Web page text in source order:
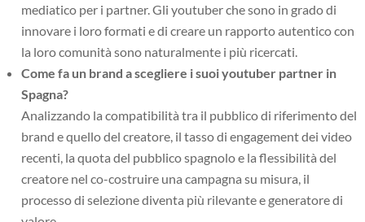
mediatico per i partner. Gli youtuber che sono in grado di
innovare i loro formati e di creare un rapporto autentico con
la loro comunità sono naturalmente i più ricercati.
Come fa un brand a scegliere i suoi youtuber partner in
Spagna?
Analizzando la compatibilità tra il pubblico di riferimento del
brand e quello del creatore, il tasso di engagement dei video
recenti, la quota del pubblico spagnolo e la flessibilità del
creatore nel co-costruire una campagna su misura, il
processo di selezione diventa più rilevante e generatore di